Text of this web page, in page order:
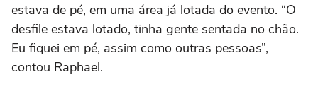
estava de pé, em uma área já lotada do evento. “O
desfile estava lotado, tinha gente sentada no chão.
Eu fiquei em pé, assim como outras pessoas”,
contou Raphael.